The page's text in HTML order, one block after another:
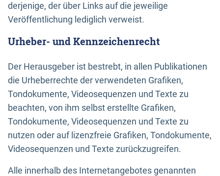
derjenige, der über Links auf die jeweilige
Veröffentlichung lediglich verweist.
Urheber- und Kennzeichenrecht
Der Herausgeber ist bestrebt, in allen Publikationen
die Urheberrechte der verwendeten Grafiken,
Tondokumente, Videosequenzen und Texte zu
beachten, von ihm selbst erstellte Grafiken,
Tondokumente, Videosequenzen und Texte zu
nutzen oder auf lizenzfreie Grafiken, Tondokumente,
Videosequenzen und Texte zurückzugreifen.
Alle innerhalb des Internetangebotes genannten